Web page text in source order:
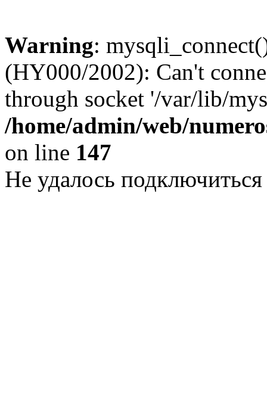
Warning:
(HY000/2002): Can't
through socket '/var/lib/
/home/admin/web/
on line 147
Не удалось